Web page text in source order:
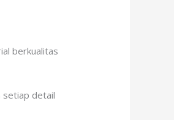
berkualitas
setiap detail